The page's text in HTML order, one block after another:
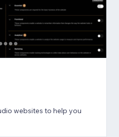
websites to help you